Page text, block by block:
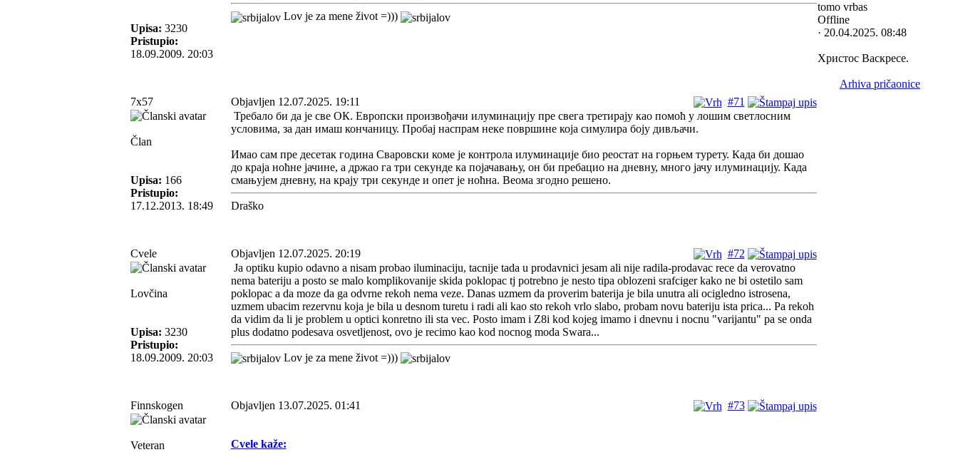
Upisa: 3230
Pristupio:
18.09.2009. 20:03
Lov je za mene život =)))
7x57 #71
Objavljen 12.07.2025. 19:11
Član
Upisa: 166
Pristupio:
17.12.2013. 18:49
Требало би да је све ОК. Европски произвођачи илуминацију пре свега третирају као помоћ у лошим светлосним
условима, за дан имаш кончаницу. Пробај наспрам неке површине која симулира боју дивљачи.
Имао сам пре десетак година Сваровски коме је контрола илуминације био реостат на горњем турету. Када би дошао
до краја ноћне јачине, а држао га три секунде ка појачавању, он би пребацио на дневну, много јачу илуминацију. Када
смањујем дневну, на крају три секунде и опет је ноћна. Веома згодно решено.
Draško
Cvele #72
Objavljen 12.07.2025. 20:19
Lovčina
Upisa: 3230
Pristupio:
18.09.2009. 20:03
Ja optiku kupio odavno a nisam probao iluminaciju, tacnije tada u prodavnici jesam ali nije radila-prodavac rece da verovatno
nema bateriju a posto se malo komplikovanije skida poklopac tj potrebno je nesto tipa oblozeni srafciger kako ne bi ostetilo sam
poklopac a da moze da ga odvrne rekoh nema veze. Danas uzmem da proverim baterija je bila unutra ali ocigledno istrosena,
uzmem ubacim rezervnu koja je bila u desnom turetu i radi ali kao sto rekoh vrlo slabo, probam novu bateriju ista prica... Pa rekoh
da vidim da li je problem u optici konretno ili sta vec. Posto imam i Z8i kod kojeg imamo i dnevnu i nocnu "varijantu" pa se onda
plus dodatno podesava osvetljenost, ovo je recimo kao kod nocnog moda Swara...
Lov je za mene život =)))
Finnskogen #73
Objavljen 13.07.2025. 01:41
Veteran Cvele kaže:
tomo vrbas
Offline
· 20.04.2025. 08:48
Христос Васкресе.
Arhiva pričaonice